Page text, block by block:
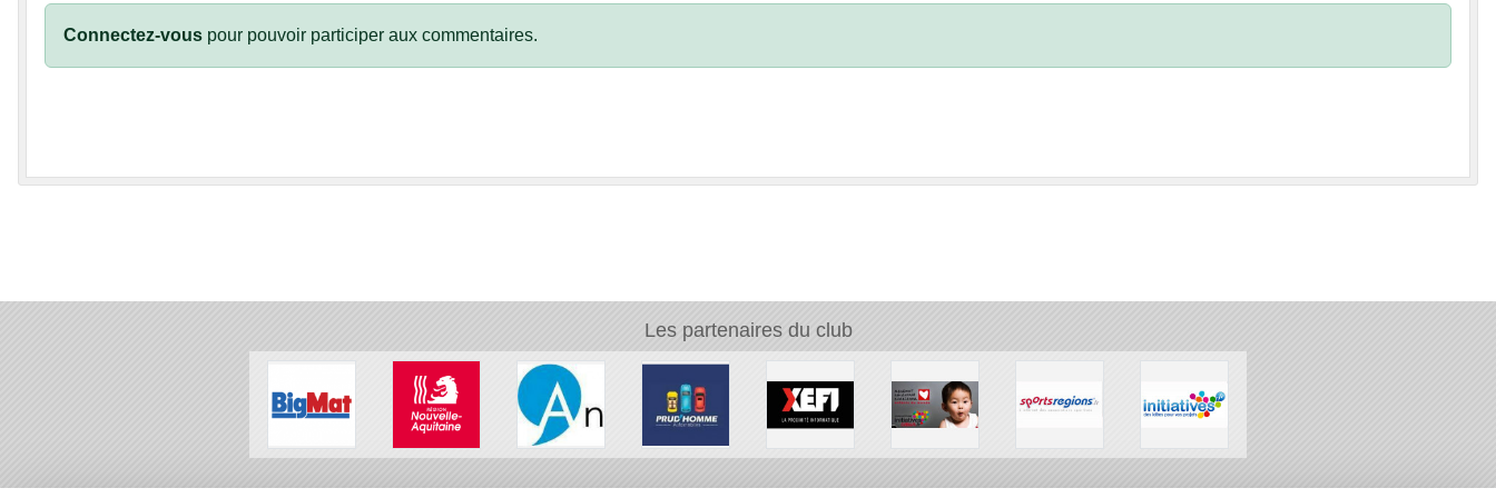
Connectez-vous pour pouvoir participer aux commentaires.
Les partenaires du club